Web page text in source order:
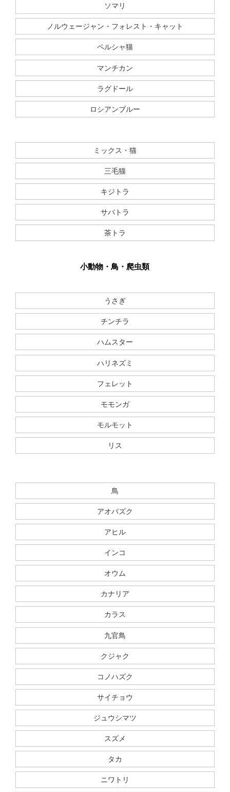
ソマリ
ノルウェージャン・フォレスト・キャット
ペルシャ猫
マンチカン
ラグドール
ロシアンブルー
ミックス・猫
三毛猫
キジトラ
サバトラ
茶トラ
小動物・鳥・爬虫類
うさぎ
チンチラ
ハムスター
ハリネズミ
フェレット
モモンガ
モルモット
リス
鳥
アオバズク
アヒル
インコ
オウム
カナリア
カラス
九官鳥
クジャク
コノハズク
サイチョウ
ジュウシマツ
スズメ
タカ
ニワトリ